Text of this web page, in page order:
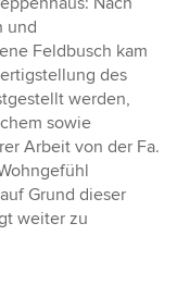
und
Feldbusch kam
des
werden,
sowie
Arbeit von der Fa.
Grund dieser
weiter zu